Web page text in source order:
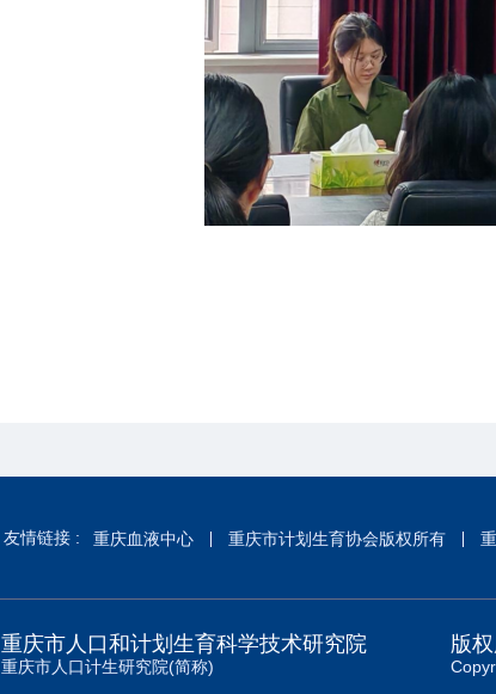
友情链接 : 重庆血液中心 重庆市计划生育协会版权所有
重庆市人口和计划生育科学技术研究院
重庆市人口计生研究院(简称)
版